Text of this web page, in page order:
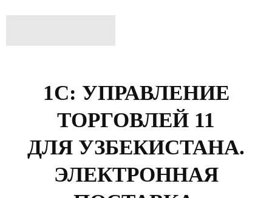
1С: УПРАВЛЕНИЕ
ТОРГОВЛЕЙ 11
ДЛЯ УЗБЕКИСТАНА.
ЭЛЕКТРОННАЯ